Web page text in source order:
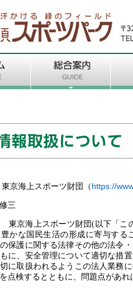
京海上スポーツ財団（ https://
三
東京海上スポーツ財団(以下「こ
かな国民生活の形成に寄与する
保護に関する法律その他の法令
に、安全管理について適切な措
に取扱われるようこの法人業務
点検するとともに、問題点があれ